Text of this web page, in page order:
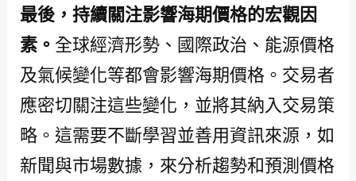
最後，持續關注影響海期價格的宏觀因
素。 全球經濟形勢、國際政治、能源價格
及氣候變化等都會影響海期價格。交易者
應密切關注這些變化，並將其納入交易策
略。這需要不斷學習並善用資訊來源，如
新聞與市場數據，來分析趨勢和預測價格